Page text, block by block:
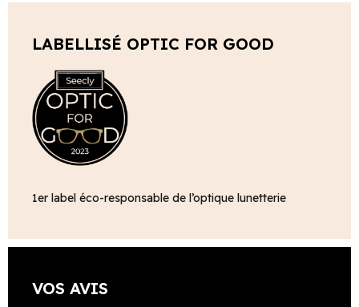
LABELLISÉ OPTIC FOR GOOD
1er label éco-responsable de l’optique lunetterie
VOS AVIS